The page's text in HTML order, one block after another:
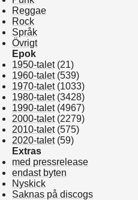
Reggae
Rock
Språk
Övrigt
Epok
1950-talet(21)
1960-talet(539)
1970-talet(1033)
1980-talet(3428)
1990-talet(4967)
2000-talet(2279)
2010-talet(575)
2020-talet(59)
Extras
med pressrelease
endast byten
Nyskick
Saknas på discogs